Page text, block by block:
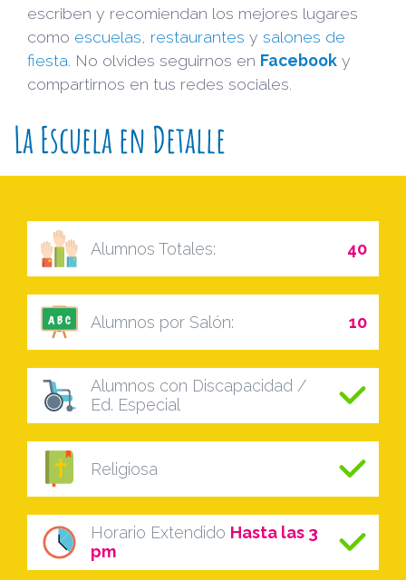
escriben y recomiendan los mejores lugares
como escuelas restaurantes y salones de
fiesta . No olvides seguirnos en Facebook y
compartirnos en tus redes sociales.
La Escuela en Detalle
Alumnos Totales: 40
Alumnos por Salón: 10
Alumnos con Discapacidad /
Ed. Especial
Religiosa
Horario Extendido Hasta las 3
pm